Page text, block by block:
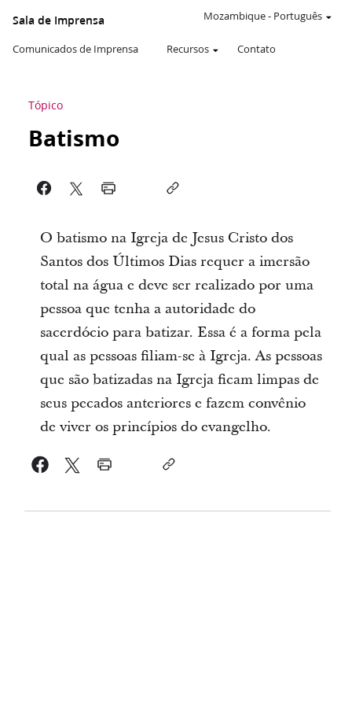
Sala de Imprensa
Comunicados de Imprensa Recursos Contato
Mozambique- Português
Tópico
Batismo
O batismo na Igreja de Jesus Cristo dos
Santos dos Últimos Dias requer a imersão
total na água e deve ser realizado por uma
pessoa que tenha a autoridade do
sacerdócio para batizar. Essa é a forma pela
qual as pessoas filiam-se à Igreja. As pessoas
que são batizadas na Igreja ficam limpas de
seus pecados anteriores e fazem convênio
de viver os princípios do evangelho.